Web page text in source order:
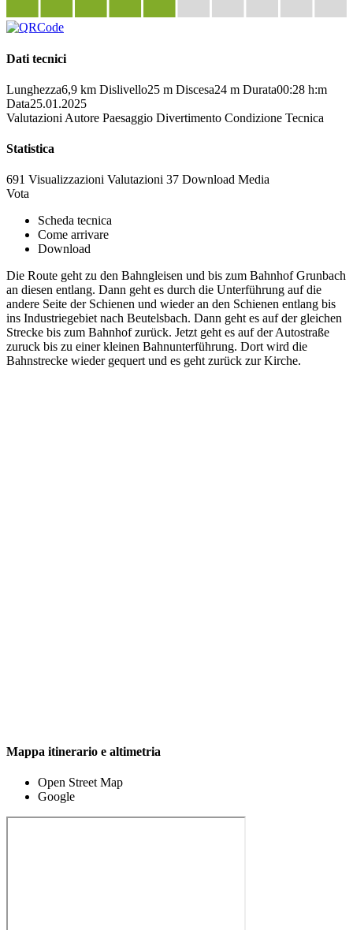
Dati tecnici
Lunghezza6,9 km Dislivello25 m Discesa24 m Durata00:28 h:m
Data25.01.2025
Valutazioni Autore Paesaggio Divertimento Condizione Tecnica
Statistica
691 Visualizzazioni Valutazioni 37 Download Media
Vota
Scheda tecnica
Come arrivare
Download
Die Route geht zu den Bahngleisen und bis zum Bahnhof Grunbach
an diesen entlang. Dann geht es durch die Unterführung auf die
andere Seite der Schienen und wieder an den Schienen entlang bis
ins Industriegebiet nach Beutelsbach. Dann geht es auf der gleichen
Strecke bis zum Bahnhof zurück. Jetzt geht es auf der Autostraße
zuruck bis zu einer kleinen Bahnunterführung. Dort wird die
Bahnstrecke wieder gequert und es geht zurück zur Kirche.
Mappa itinerario e altimetria
Open Street Map
Google